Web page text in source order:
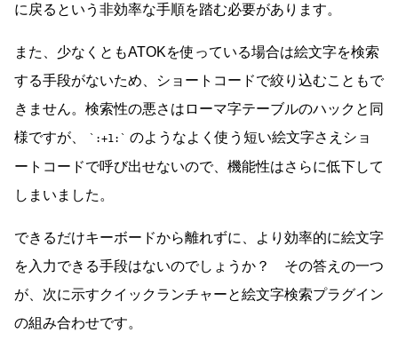
に戻るという非効率な手順を踏む必要があります。
また、少なくともATOKを使っている場合は絵文字を検索
する手段がないため、ショートコードで絞り込むこともで
きません。検索性の悪さはローマ字テーブルのハックと同
様ですが、
:+1:
のようなよく使う短い絵文字さえショ
ートコードで呼び出せないので、機能性はさらに低下して
しまいました。
できるだけキーボードから離れずに、より効率的に絵文字
を入力できる手段はないのでしょうか？ その答えの一つ
が、次に示すクイックランチャーと絵文字検索プラグイン
の組み合わせです。